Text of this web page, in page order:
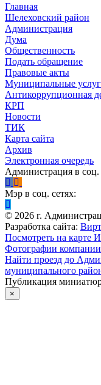
Главная
Шелеховский район
Администрация
Дума
Общественность
Подать обращение
Правовые акты
Муниципальные
Антикоррупционная
КРП
Новости
ТИК
Карта сайта
Архив
Электронная очередь
Администрация в соц.
Мэр в соц. сетях:
© 2026 г.
Разработка сайта:
Посмотреть на карте
Фотографии компании
Найти проезд до
муниципального
Публикация
×